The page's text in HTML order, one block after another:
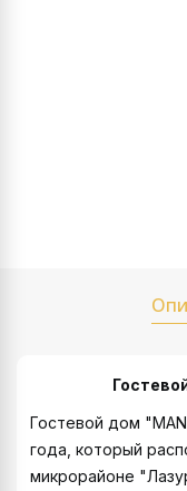
Гостевой дом
года, который
микрорайоне